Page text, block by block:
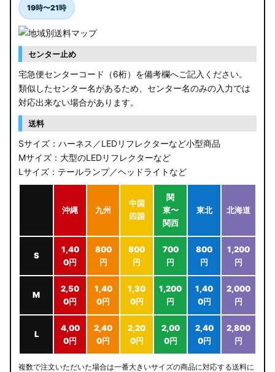
19時〜21時
センター止め
宅急便センターコード（6桁）を備考欄へご記入ください。
類似したセンター名があるため、センター名のみの入力では
対応出来ない場合があります。
送料
Sサイズ：ハーネス／LEDリフレクターなど小型商品
Mサイズ：大型のLEDリフレクターなど
Lサイズ：テールランプ／ヘッドライトなど
沖縄 九州
中国
四国
関
東〜
関西
東北 北海道
S
1,40
0円
800
円
800
円
700
円
800
円
1,200
円
M
2,50
0円
1,40
0円
1,30
0円
1,200
円
1,40
0円
2,000
円
L
4,00
0円
2,40
0円
2,20
0円
2,00
0円
2,40
0円
2,800
円
複数で注文いただいた場合は一番大きいサイズの商品に対応する送料に